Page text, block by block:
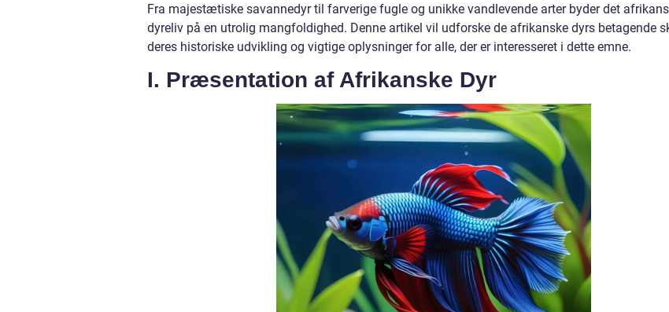
Fra majestætiske savannedyr til farverige fugle og unikke vandlevende arter byder det
dyreliv på en utrolig mangfoldighed. Denne artikel vil udforske de afrikanske dyrs betagende
deres historiske udvikling og vigtige oplysninger for alle, der er interesseret i dette emne.
I. Præsentation af Afrikanske Dyr